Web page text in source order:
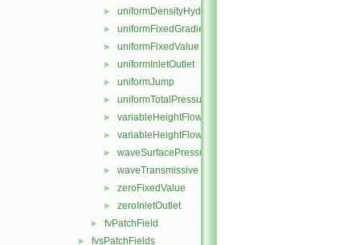
► uniformDensityHydrostaticPressure
► uniformFixedGradient
► uniformFixedValue
► uniformInletOutlet
► uniformJump
► uniformTotalPressure
► variableHeightFlowRate
► variableHeightFlowRateInletVelocity
► waveSurfacePressure
► waveTransmissive
► zeroFixedValue
► zeroInletOutlet
► fvPatchField
► fvsPatchFields